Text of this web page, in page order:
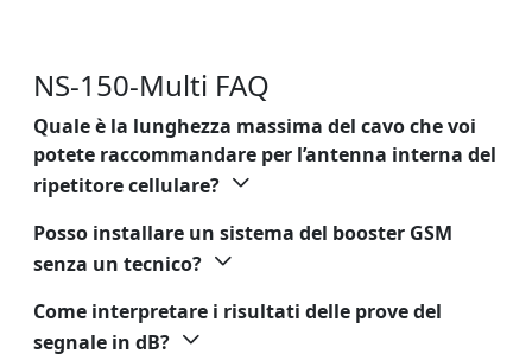
NS-150-Multi FAQ
Quale è la lunghezza massima del cavo che voi
potete raccommandare per l’antenna interna del
ripetitore cellulare?
Posso installare un sistema del booster GSM
senza un tecnico?
Come interpretare i risultati delle prove del
segnale in dB?